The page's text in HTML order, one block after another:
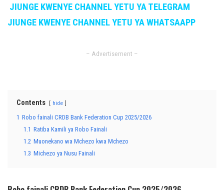
JIUNGE KWENYE CHANNEL YETU YA TELEGRAM
JIUNGE KWENYE CHANNEL YETU YA WHATSAAPP
– Advertisement –
Contents hide
1 Robo fainali CRDB Bank Federation Cup 2025/2026
1.1 Ratiba Kamili ya Robo Fainali
1.2 Muonekano wa Mchezo kwa Mchezo
1.3 Michezo ya Nusu Fainali